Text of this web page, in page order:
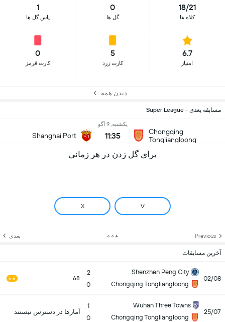
18/21
کلاه ها
0
گل ها
1
پاس گل ها
6.7
امتیاز
5
کارت زرد
0
کارت قرمز
دیدن همه
مسابقه بعدی - Super League
Chongqing
Tongliangloong
یکشنبه, 9 آگو
11:35
Shanghai Port
برای گل زدن در هر زمانی
V
X
Previous بعدی
آخرین مسابقات
02/08
Shenzhen Peng City
Chongqing Tongliangloong
2
0
68
6.5
25/07
Wuhan Three Towns
Chongqing Tongliangloong
1
0
آمارها در دسترس نیستند